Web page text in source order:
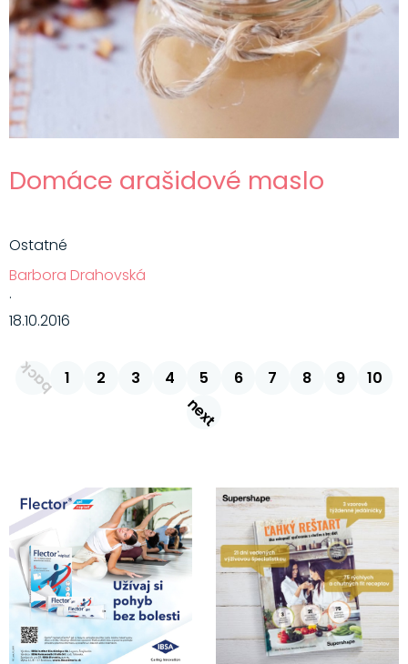
Domáce arašidové maslo
Ostatné
Barbora Drahovská
·
18.10.2016
back 1 2 3 4 5 6 7 8 9 10
next